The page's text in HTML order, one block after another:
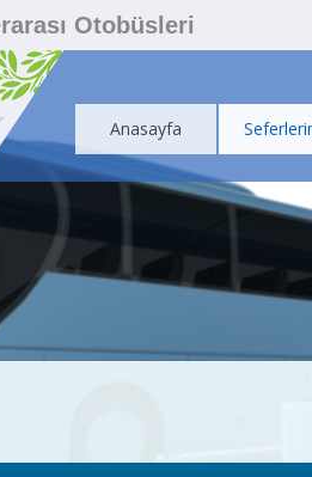
Otobüsleri
Anasayfa